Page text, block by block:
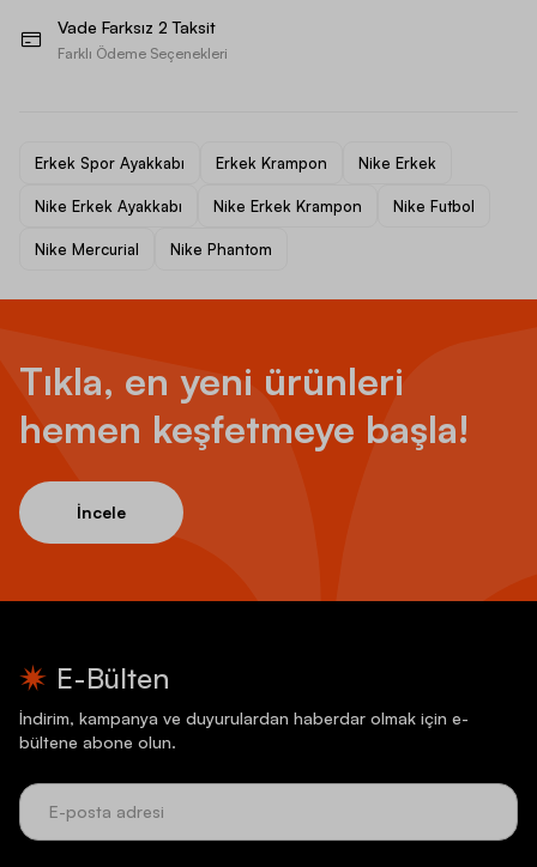
Vade Farksız 2 Taksit
Farklı Ödeme Seçenekleri
Erkek Spor Ayakkabı Erkek Krampon Nike Erkek
Nike Erkek Ayakkabı Nike Erkek Krampon Nike Futbol
Nike Mercurial Nike Phantom
Tıkla, en yeni ürünleri
hemen keşfetmeye başla!
İncele
E-Bülten
İndirim, kampanya ve duyurulardan haberdar olmak için e-
bültene abone olun.